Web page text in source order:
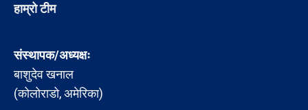
हाम्रो टीम
संस्थापक/अध्यक्षः
बाशुदेव खनाल
(कोलोराडो, अमेरिका)